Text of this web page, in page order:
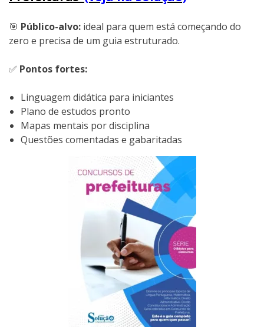
🎯 Público-alvo: ideal para quem está começando do
zero e precisa de um guia estruturado.
✅ Pontos fortes:
Linguagem didática para iniciantes
Plano de estudos pronto
Mapas mentais por disciplina
Questões comentadas e gabaritadas